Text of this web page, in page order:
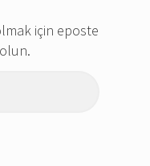
için eposte